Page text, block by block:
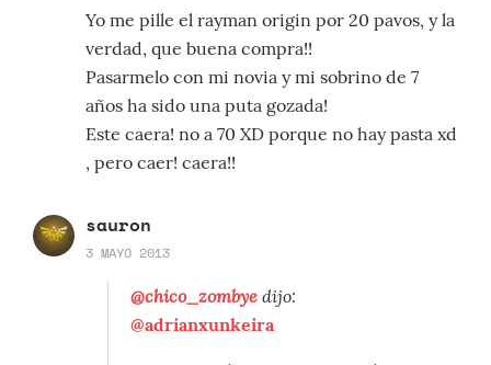
Yo me pille el rayman origin por 20 pavos, y la
verdad, que buena compra!!
Pasarmelo con mi novia y mi sobrino de 7
años ha sido una puta gozada!
Este caera! no a 70 XD porque no hay pasta xd
, pero caer! caera!!
sauron
3 MAYO 2013
@chico_zombyedijo:
@adrianxunkeira